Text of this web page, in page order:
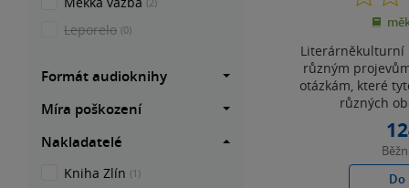
Literárněkulturní
různým
otázkám, které
různých
Do
Leporelo (0)
Formát audioknihy
Míra poškození
Nakladatelé
Kniha Zlín (1)